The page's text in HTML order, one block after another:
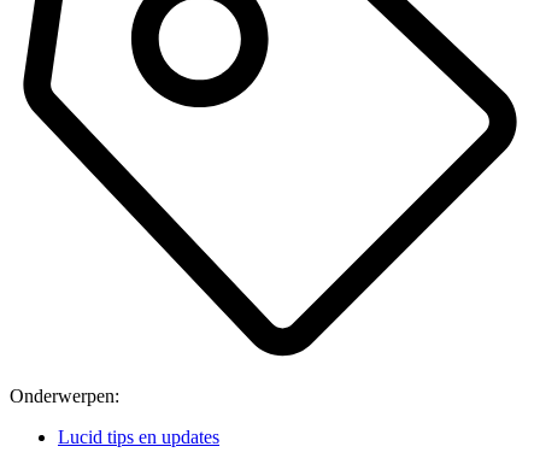
Onderwerpen:
Lucid tips en updates